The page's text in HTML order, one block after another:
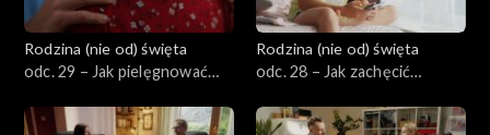
Rodzina (nie od) święta
odc. 29 – Jak pielęgnować
małżeństwie?
Rodzina (nie od) święta
odc. 28 – Jak zachęcić
ograniczyć czas ekranów?